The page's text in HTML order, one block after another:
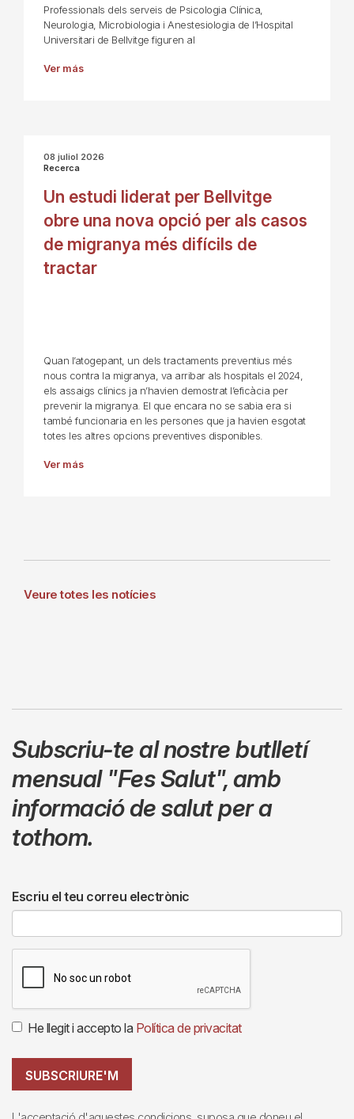
Professionals dels serveis de Psicologia Clínica,
Neurologia, Microbiologia i Anestesiologia de l’Hospital
Universitari de Bellvitge figuren al
Ver más
08 juliol 2026
Recerca
Un estudi liderat per Bellvitge
obre una nova opció per als casos
de migranya més difícils de
tractar
Quan l’atogepant, un dels tractaments preventius més
nous contra la migranya, va arribar als hospitals el 2024,
els assaigs clínics ja n’havien demostrat l’eficàcia per
prevenir la migranya. El que encara no se sabia era si
també funcionaria en les persones que ja havien esgotat
totes les altres opcions preventives disponibles.
Ver más
Veure totes les notícies
Subscriu-te al nostre butlletí
mensual "Fes Salut",amb
informació de salut per a
tothom.
Escriu el teu correu electrònic
He llegit i accepto la Política de privacitat
SUBSCRIURE'M